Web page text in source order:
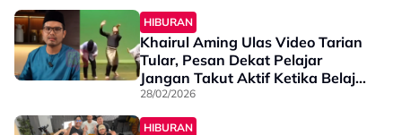
HIBURAN
Khairul Aming Ulas Video Tarian
Tular, Pesan Dekat Pelajar
Jangan Takut Aktif Ketika Belajar
- “Banyak Ilmu Kepimpinan Kita
Dapat…”
28/02/2026
HIBURAN